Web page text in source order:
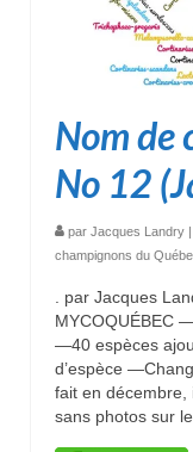
Nom de
No 12
par Jacques Landry |
champignons du
. par Jacques
MYCOQUÉBEC
—40 espèces
d’espèce
fait en décembre,
sans photos sur